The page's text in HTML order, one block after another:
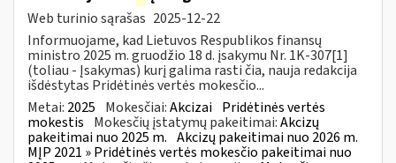
Web turinio sąrašas 2025-12-22
Informuojame, kad Lietuvos Respublikos finansų
ministro 2025 m. gruodžio 18 d. įsakymu Nr. 1K-307[1]
(toliau - Įsakymas) kurį galima rasti čia, nauja redakcija
išdėstytas Pridėtinės vertės mokesčio...
Metai: 2025 Mokesčiai:Akcizai Pridėtinės vertės
mokestis Mokesčių įstatymų pakeitimai:Akcizų
pakeitimai nuo 2025 m. Akcizų pakeitimai nuo 2026 m.
MĮP 2021 » Pridėtinės vertės mokesčio pakeitimai nuo